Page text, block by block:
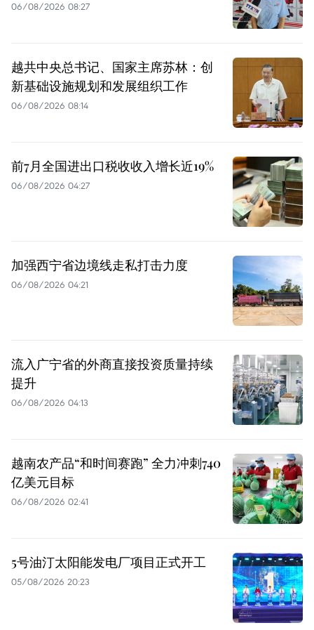
06/08/2026 08:27
越共中央总书记、国家主席苏林：创
新基础设施规划和发展组织工作
06/08/2026 08:14
前7月全国进出口税收收入增长近19%
06/08/2026 04:27
加强西宁省边境线走私打击力度
06/08/2026 04:21
流入广宁省的外商直接投资质量持续
提升
06/08/2026 04:13
越南农产品“和时间赛跑” 全力冲刺740
亿美元目标
06/08/2026 02:41
5号油汀太阳能发电厂项目正式开工
05/08/2026 20:23